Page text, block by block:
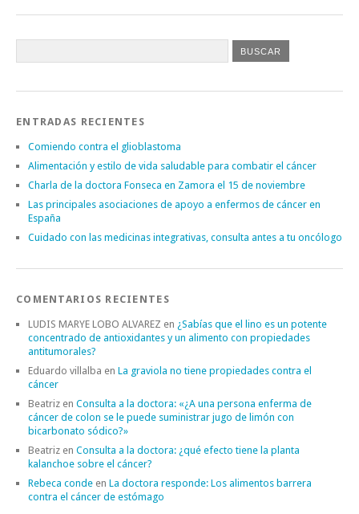
ENTRADAS RECIENTES
Comiendo contra el glioblastoma
Alimentación y estilo de vida saludable para combatir el cáncer
Charla de la doctora Fonseca en Zamora el 15 de noviembre
Las principales asociaciones de apoyo a enfermos de cáncer en
España
Cuidado con las medicinas integrativas, consulta antes a tu oncólogo
COMENTARIOS RECIENTES
LUDIS MARYE LOBO ALVAREZ en ¿Sabías que el lino es un potente
concentrado de antioxidantes y un alimento con propiedades
antitumorales?
Eduardo villalba en La graviola no tiene propiedades contra el
cáncer
Beatriz en Consulta a la doctora: «¿A una persona enferma de
cáncer de colon se le puede suministrar jugo de limón con
bicarbonato sódico?»
Beatriz en Consulta a la doctora: ¿qué efecto tiene la planta
kalanchoe sobre el cáncer?
Rebeca conde en La doctora responde: Los alimentos barrera
contra el cáncer de estómago